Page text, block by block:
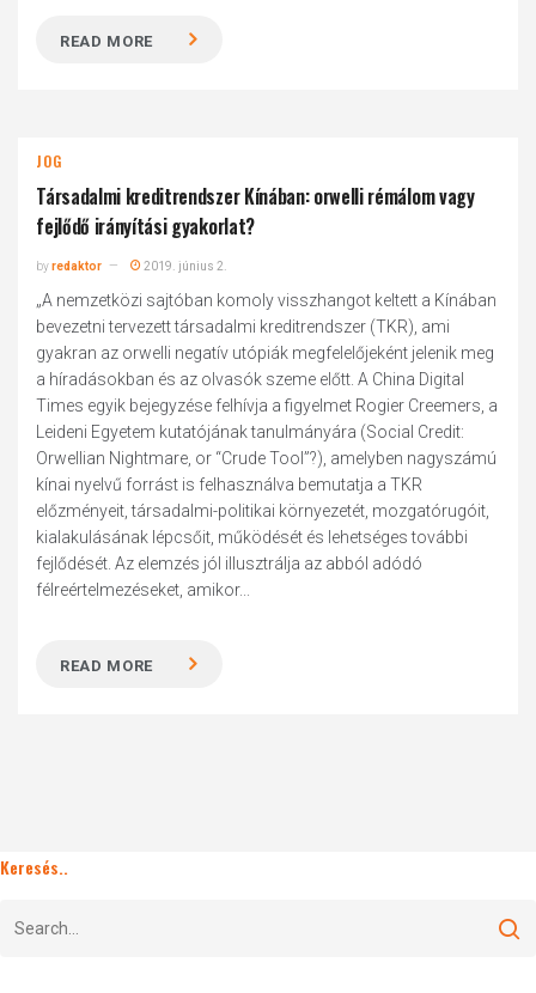
READ MORE
JOG
Társadalmi kreditrendszer Kínában: orwelli rémálom vagy
fejlődő irányítási gyakorlat?
byredaktor 2019. június 2.
„A nemzetközi sajtóban komoly visszhangot keltett a Kínában
bevezetni tervezett társadalmi kreditrendszer (TKR), ami
gyakran az orwelli negatív utópiák megfelelőjeként jelenik meg
a híradásokban és az olvasók szeme előtt. A China Digital
Times egyik bejegyzése felhívja a figyelmet Rogier Creemers, a
Leideni Egyetem kutatójának tanulmányára (Social Credit:
Orwellian Nightmare, or “Crude Tool”?), amelyben nagyszámú
kínai nyelvű forrást is felhasználva bemutatja a TKR
előzményeit, társadalmi-politikai környezetét, mozgatórugóit,
kialakulásának lépcsőit, működését és lehetséges további
fejlődését. Az elemzés jól illusztrálja az abból adódó
félreértelmezéseket, amikor...
READ MORE
Keresés..